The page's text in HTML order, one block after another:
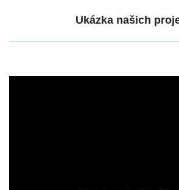
Ukázka našich